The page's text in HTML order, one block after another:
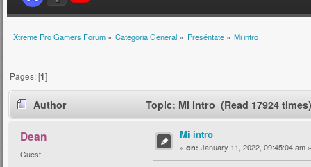
Xtreme Pro Gamers Forum» Categoria General » Preséntate» Mi intro
Pages: [1]
Author Topic: Mi intro (Read 17924
Dean
Guest
Mi intro
« on: January 11, 2022, 09:45:04 am »